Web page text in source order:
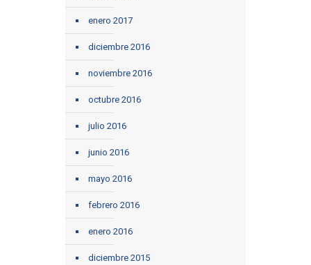
enero 2017
diciembre 2016
noviembre 2016
octubre 2016
julio 2016
junio 2016
mayo 2016
febrero 2016
enero 2016
diciembre 2015